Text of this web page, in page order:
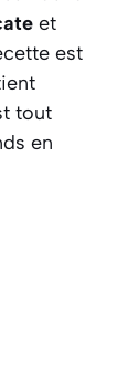
et
est
tout
en